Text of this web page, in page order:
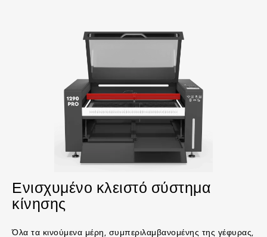
Ενισχυμένο κλειστό σύστημα
κίνησης
Όλα τα κινούμενα μέρη, συμπεριλαμβανομένης της γέφυρας,